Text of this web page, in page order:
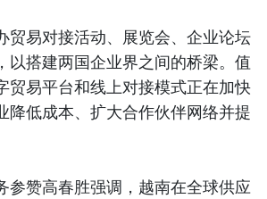
贸易对接活动、展览会、企业论坛
以搭建两国企业界之间的桥梁。值
贸易平台和线上对接模式正在加快
降低成本、扩大合作伙伴网络并提
参赞高春胜强调，越南在全球供应